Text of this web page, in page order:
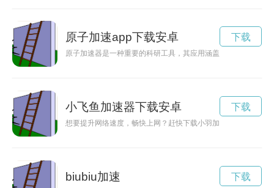
原子加速app下载安卓
原子加速器是一种重要的科研工具，其应用涵盖物理学、化学
下载
小飞鱼加速器下载安卓
想要提升网络速度，畅快上网？赶快下载小羽加速器官网，让
下载
biubiu加速 下载